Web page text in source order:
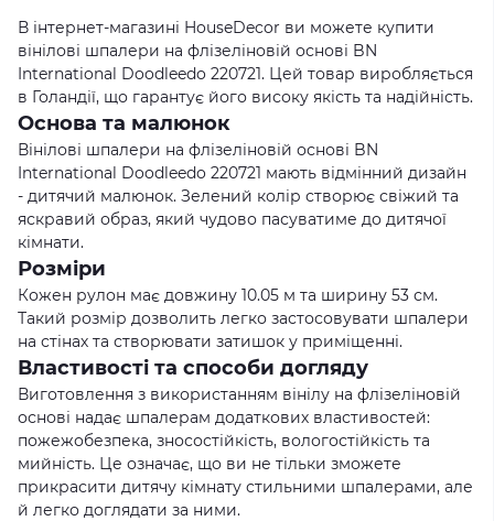
В інтернет-магазині HouseDecor ви можете купити
вінілові шпалери на флізеліновій основі BN
International Doodleedo 220721. Цей товар виробляється
в Голандії, що гарантує його високу якість та надійність.
Основа та малюнок
Вінілові шпалери на флізеліновій основі BN
International Doodleedo 220721 мають відмінний дизайн
- дитячий малюнок. Зелений колір створює свіжий та
яскравий образ, який чудово пасуватиме до дитячої
кімнати.
Розміри
Кожен рулон має довжину 10.05 м та ширину 53 см.
Такий розмір дозволить легко застосовувати шпалери
на стінах та створювати затишок у приміщенні.
Властивості та способи догляду
Виготовлення з використанням вінілу на флізеліновій
основі надає шпалерам додаткових властивостей:
пожежобезпека, зносостійкість, вологостійкість та
мийність. Це означає, що ви не тільки зможете
прикрасити дитячу кімнату стильними шпалерами, але
й легко доглядати за ними.